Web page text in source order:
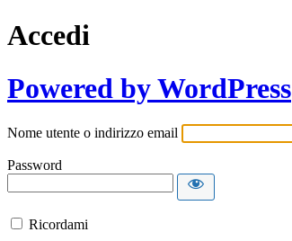
Accedi
Powered by WordPress
Nome utente o indirizzo email
Password
Ricordami